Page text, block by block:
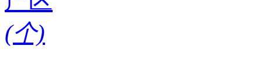
(个)